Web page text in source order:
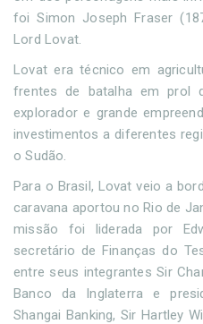
foi Simon Joseph Fraser
Lord Lovat.
Lovat era técnico em
frentes de batalha em prol
explorador e grande
investimentos a diferentes
o Sudão.
Para o Brasil, Lovat veio a
caravana aportou no Rio de
missão foi liderada por
secretário de Finanças do
entre seus integrantes Sir
Banco da Inglaterra e
Shangai Banking, Sir Hartley